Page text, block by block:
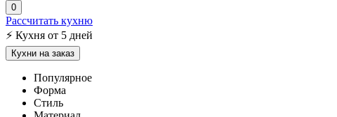
0
Рассчитать кухню
⚡ Кухня от 5 дней
Кухни на заказ
Популярное
Форма
Стиль